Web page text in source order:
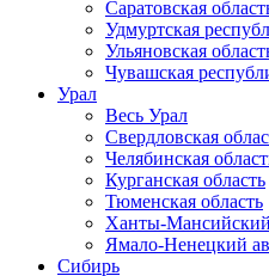
Саратовская
Удмуртская
Ульяновская
Чувашская
Урал
Весь Урал
Свердловская
Челябинская
Курганская область
Тюменская область
Ханты-
Ямало-Ненецкий
Сибирь